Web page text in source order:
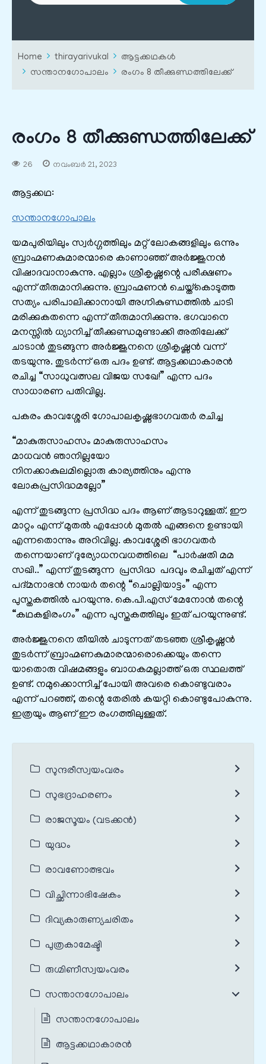
Home thirayarivukal
ആട്ടക്കഥകൾ
സന്താനഗോപാലം
രംഗം 8 തീക്കുണ്ഡത്തിലേക്ക്
രംഗം 8 തീക്കുണ്ഡത്തിലേക്ക്
26 നവംബർ 21, 2023
ആട്ടക്കഥ:
സന്താനഗോപാലം
യമപുരിയിലും സ്വർഗ്ഗത്തിലും മറ്റ് ലോകങ്ങളിലും ഒന്നും
ബ്രാഹ്മണകുമാരന്മാരെ കാണാഞ്ഞ് അർജ്ജുനൻ
വിഷാദവാനാകുന്നു. എല്ലാം ശ്രീകൃഷ്ണന്റെ പരീക്ഷണം
എന്ന് തീരുമാനിക്കുന്നു. ബ്രാഹ്മണൻ ചെയ്ത്കൊടുത്ത
സത്യം പരിപാലിക്കാനായി അഗ്നികുണ്ഡത്തിൽ ചാടി
മരിക്കുകതന്നെ എന്ന് തീരുമാനിക്കുന്നു. ഭഗവാനെ
മനസ്സിൽ ധ്യാനിച്ച് തീക്കുണ്ഡമുണ്ടാക്കി അതിലേക്ക്
ചാടാൻ തുടങ്ങുന്ന അർജ്ജുനനെ ശ്രീകൃഷ്ണൻ വന്ന്
തടയുന്നു. തുടർന്ന് ഒരു പദം ഉണ്ട്. ആട്ടക്കഥാകാരൻ
രചിച്ച “സാധുവത്സല വിജയ സഖേ!” എന്ന പദം
സാധാരണ പതിവില്ല.
പകരം കാവശ്ശേരി ഗോപാലകൃഷ്ണഭാഗവതർ രചിച്ച
“മാകുരുസാഹസം മാകുരുസാഹസം
മാധവൻ ഞാനില്ലയോ
നിനക്കാകുലമില്ലൊരു കാര്യത്തിനും എന്നു
ലോകപ്രസിദ്ധമല്ലോ”
എന്ന് തുടങ്ങുന്ന പ്രസിദ്ധ പദം ആണ് ആടാറുള്ളത്. ഈ
മാറ്റം എന്ന് മുതൽ എപ്പോൾ മുതൽ എങ്ങനെ ഉണ്ടായി
എന്നതൊന്നും അറിവില്ല. കാവശ്ശേരി ഭാഗവതർ
തന്നെയാണ് ദുര്യോധനവധത്തിലെ “പാർഷതി മമ
സഖി..” എന്ന് തുടങ്ങുന്ന പ്രസിദ്ധ പദവും രചിച്ചത് എന്ന്
പദ്മനാഭൻ നായർ തന്റെ “ചൊല്ലിയാട്ടം” എന്ന
പുസ്തകത്തിൽ പറയുന്നു. കെ.പി.എസ് മേനോൻ തന്റെ
“കഥകളിരംഗം” എന്ന പുസ്തകത്തിലും ഇത് പറയുന്നുണ്ട്.
അർജ്ജുനനെ തീയിൽ ചാടുന്നത് തടഞ്ഞ ശ്രീകൃഷ്ണൻ
തുടർന്ന് ബ്രാഹ്മണകുമാരന്മാരൊക്കെയും തന്നെ
യാതൊരു വിഷമങ്ങളും ബാധകമല്ലാത്ത് ഒരു സ്ഥലത്ത്
ഉണ്ട്. നമുക്കൊന്നിച്ച് പോയി അവരെ കൊണ്ടുവരാം
എന്ന് പറഞ്ഞ്, തന്റെ തേരിൽ കയറ്റി കൊണ്ടുപോകുന്നു.
ഇത്രയും ആണ് ഈ രംഗത്തിലുള്ളത്.
സുന്ദരീസ്വയംവരം
സുഭദ്രാഹരണം
രാജസൂയം (വടക്കൻ)
യുദ്ധം
രാവണോത്ഭവം
വിച്ഛിന്നാഭിഷേകം
ദിവ്യകാരുണ്യചരിതം
പുത്രകാമേഷ്ടി
രുഗ്മിണീസ്വയംവരം
സന്താനഗോപാലം
സന്താനഗോപാലം
ആട്ടക്കഥാകാരൻ